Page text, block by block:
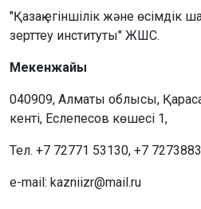
"Қазақ егіншілік және
зерттеу институты" ЖШС.
Мекенжайы
040909, Алматы облысы,
кенті, Еслепесов көшесі 1,
Тел. +7 72771 53130, +7
e-mail: kazniizr@mail.ru